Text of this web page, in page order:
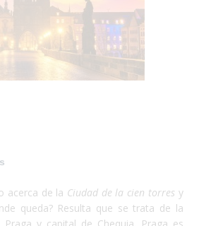
acerca de la Ciudad de la cien torres y
queda? Resulta que se trata de la